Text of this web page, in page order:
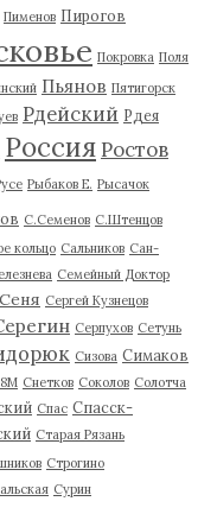
Пименов Пирогов
Покровка Поля
Пьянов Пятигорск
Рдейский Рдея
Россия Ростов
Рыбаков Е. Рысачок
С.Семенов С.Штенцов
кольцо Сальников Сан-
Семейный Доктор
Сеня Сергей Кузнецов
Серпухов Сетунь
Сизова Симаков
Снетков Соколов Солотча
Спас Спасск-
Старая Рязань
Строгино
Сурин